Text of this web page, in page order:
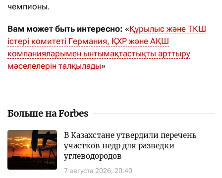
чемпионы.
Вам может быть интересно: «Құрылыс және ТКШ
істері комитеті Германия, ҚХР және АҚШ
компанияларымен ынтымақтастықты арттыру
мәселелерін талқылады»
Больше на Forbes
7 августа 2026, 20:40
В Казахстане утвердили перечень
участков недр для разведки
углеводородов